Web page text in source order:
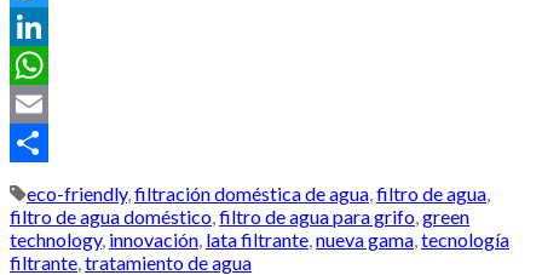
Twitter
LinkedIn
WhatsApp
Email
Compartir
eco-friendly, filtración doméstica de agua filtro de agua
filtro de agua doméstico filtro de agua para grifo green
technology, innovación lata filtrante nueva gama tecnología
filtrante tratamiento de agua